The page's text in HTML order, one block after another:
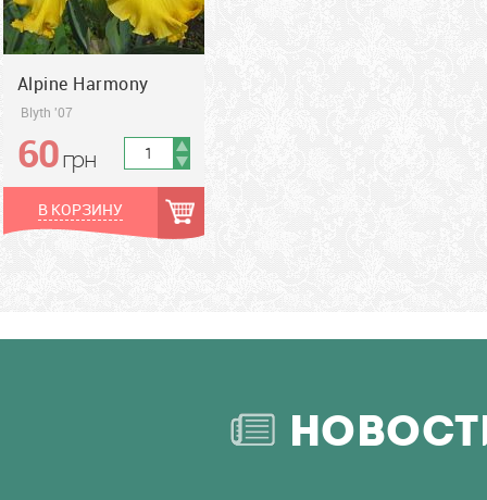
Alpine Harmony
Blyth '07
грн
60грн
В КОРЗИНУ